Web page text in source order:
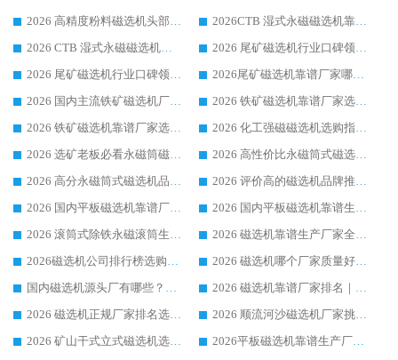
2026 高精度粉料磁选机头部厂家选购指南 行业口碑靠谱品牌推荐 领域强者华体会手机网页版-华体会(中国) 解析
2026CTB 湿式永磁磁选机靠谱厂家实力排行榜 铁矿选矿设备采购全流程选购指南
2026 CTB 湿式永磁磁选机选购指南|行业口碑良好品牌推荐，领域强者华体会手机网页版-华体会(中国)
2026 尾矿磁选机行业口碑领域强者，源头直供国内主流厂家华体会手机网页版-华体会(中国) 一站式服务
2026 尾矿磁选机行业口碑领域强者，源头直供国内主流厂家华体会手机网页版-华体会(中国) 一站式服务
2026尾矿磁选机靠谱厂家哪家好 行业口碑领域强者华体会手机网页版-华体会(中国) 推荐
2026 国内主流铁矿磁选机厂家选购指南|行业口碑好品牌推荐，领域强者华体会手机网页版-华体会(中国)
2026 铁矿磁选机靠谱厂家选购全攻略 行业标杆华体会手机网页版-华体会(中国) 设备性价比出众
2026 铁矿磁选机靠谱厂家选购指南，领域强者华体会手机网页版-华体会(中国) 铁矿磁选机性价比高
2026 化工强磁磁选机选购指南 5 家行业口碑靠谱厂家领域强者推荐
2026 选矿老板必看永磁筒磁选机推荐 行业头部品牌口碑设备选购全攻略
2026 高性价比永磁筒式磁选机品牌盘点 行业强者口碑实测选购完整指南
2026 高分永磁筒式磁选机品牌推荐 选矿设备强者对比测评采购避坑全攻略
2026 评价高的磁选机品牌推荐选购指南，永磁筒式磁选机设备领域强者全景行业口碑解析
2026 国内平板磁选机靠谱厂家排名 行业实测口碑设备按需选购全指南
2026 国内平板磁选机靠谱生产厂家推荐排名|行业口碑选购指南，领域强者按需选设备
2026 滚筒式除铁永磁滚筒生产厂家推荐排名|行业口碑选购指南，领域强者源头厂商精选
2026 磁选机靠谱生产厂家全梳理 分场景选型行业头部品牌选购参考攻略
2026磁选机公司排行榜选购指南|正规源头厂家推荐，领域强者高性价比靠谱信赖品牌
2026 磁选机哪个厂家质量好？十大靠谱磁电企业排名选购指南
国内磁选机源头厂有哪些？2026 综合实力排名与采购避坑技巧
2026 磁选机靠谱厂家排名｜华体会手机网页版-华体会(中国) 高性价比磁选机磁电品牌
2026 磁选机正规厂家排名选购指南|行业口碑信赖品牌推荐性价比高靠谱磁电企业
2026 顺流河沙磁选机厂家挑选攻略 | 业内口碑龙头企业高性价比品牌推荐
2026 矿山干式立式磁选机选型攻略 梳理深耕磁电装备多年靠谱生产厂商
2026平板磁选机靠谱生产厂家选购指南 行业口碑良好品牌推荐 磁电领域实力强者